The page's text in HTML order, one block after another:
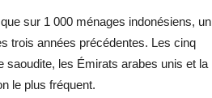
sur 1 000 ménages indonésiens, un
trois années précédentes. Les cinq
saoudite, les Émirats arabes unis et la
le plus fréquent.